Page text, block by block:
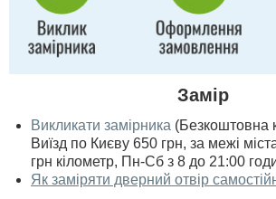
Замір
Викликати замірника (Безкоштовна
Виїзд по Києву 650 грн, за межі
грн кілометр, Пн-Сб з 8 до 21:00
Як заміряти дверний отвір